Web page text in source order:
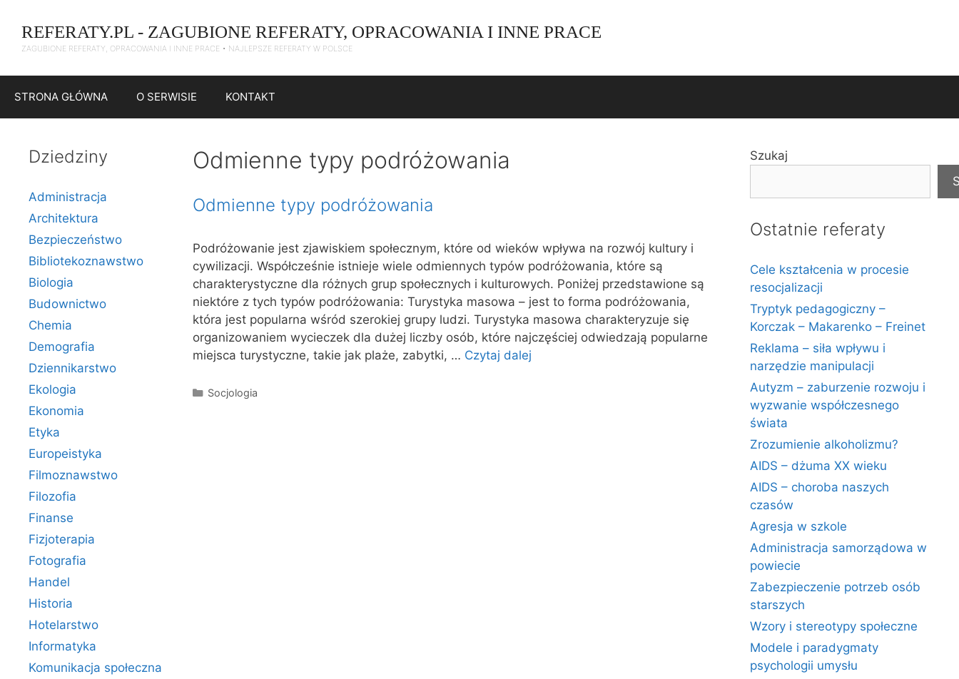
treści
REFERATY.PL - ZAGUBIONE REFERATY, OPRACOWANIA I INNE PRACE
ZAGUBIONE REFERATY, OPRACOWANIA I INNE PRACE • NAJLEPSZE REFERATY W POLSCE
STRONA GŁÓWNA O SERWISIE KONTAKT
Odmienne typy podróżowania
Odmienne typy podróżowania
Podróżowanie jest zjawiskiem społecznym, które od wieków wpływa na rozwój kultury i
cywilizacji. Współcześnie istnieje wiele odmiennych typów podróżowania, które są
charakterystyczne dla różnych grup społecznych i kulturowych. Poniżej przedstawione są
niektóre z tych typów podróżowania: Turystyka masowa – jest to forma podróżowania,
która jest popularna wśród szerokiej grupy ludzi. Turystyka masowa charakteryzuje się
organizowaniem wycieczek dla dużej liczby osób, które najczęściej odwiedzają popularne
miejsca turystyczne, takie jak plaże, zabytki, … Czytaj dalej
Kategorie
Socjologia
Dziedziny
Administracja
Architektura
Bezpieczeństwo
Bibliotekoznawstwo
Biologia
Budownictwo
Chemia
Demografia
Dziennikarstwo
Ekologia
Ekonomia
Etyka
Europeistyka
Filmoznawstwo
Filozofia
Finanse
Fizjoterapia
Fotografia
Handel
Historia
Hotelarstwo
Informatyka
Komunikacja społeczna
Szukaj
Ostatnie referaty
Cele kształcenia w procesie
resocjalizacji
Tryptyk pedagogiczny –
Korczak – Makarenko – Freinet
Reklama – siła wpływu i
narzędzie manipulacji
Autyzm – zaburzenie rozwoju i
wyzwanie współczesnego
świata
Zrozumienie alkoholizmu?
AIDS – dżuma XX wieku
AIDS – choroba naszych
czasów
Agresja w szkole
Administracja samorządowa w
powiecie
Zabezpieczenie potrzeb osób
starszych
Wzory i stereotypy społeczne
Modele i paradygmaty
psychologii umysłu